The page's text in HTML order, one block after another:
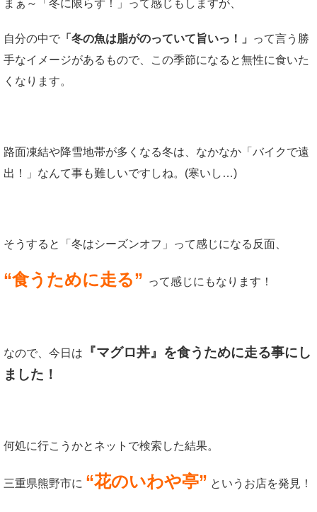
まぁ～「冬に限らず！」って感じもしますが、
自分の中で 「冬の魚は脂がのっていて旨いっ！」
って言う勝
手なイメージがあるもので、この季節になると無性に食いた
くなります。
路面凍結や降雪地帯が多くなる冬は、なかなか「バイクで遠
出！」なんて事も難しいですしね。(寒いし…)
そうすると「冬はシーズンオフ」って感じになる反面、
“食うために走る” って感じにもなります！
なので、今日は
『マグロ丼』を食うために走る事にし
ました！
何処に行こうかとネットで検索した結果。
三重県熊野市に “花のいわや亭” というお店を発見！